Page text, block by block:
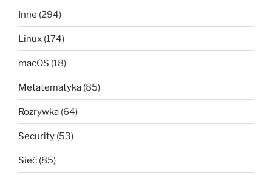
Inne (294)
Linux (174)
macOS (18)
Metatematyka (85)
Rozrywka (64)
Security (53)
Sieć (85)